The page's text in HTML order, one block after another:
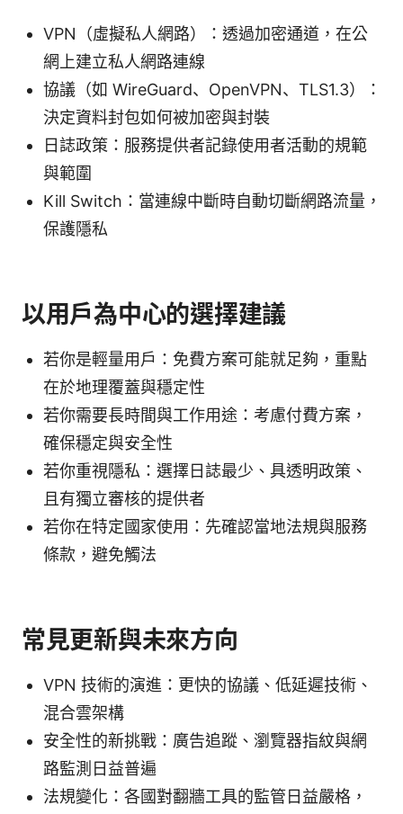
VPN（虛擬私人網路）：透過加密通道，在公
網上建立私人網路連線
協議（如 WireGuard、OpenVPN、TLS1.3）：
決定資料封包如何被加密與封裝
日誌政策：服務提供者記錄使用者活動的規範
與範圍
Kill Switch：當連線中斷時自動切斷網路流量，
保護隱私
以用戶為中心的選擇建議
若你是輕量用戶：免費方案可能就足夠，重點
在於地理覆蓋與穩定性
若你需要長時間與工作用途：考慮付費方案，
確保穩定與安全性
若你重視隱私：選擇日誌最少、具透明政策、
且有獨立審核的提供者
若你在特定國家使用：先確認當地法規與服務
條款，避免觸法
常見更新與未來方向
VPN 技術的演進：更快的協議、低延遲技術、
混合雲架構
安全性的新挑戰：廣告追蹤、瀏覽器指紋與網
路監測日益普遍
法規變化：各國對翻牆工具的監管日益嚴格，